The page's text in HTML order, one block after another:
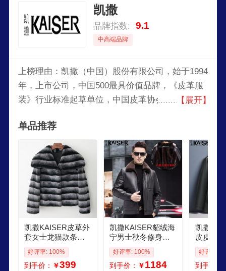
凯撒
品牌指数: 9.1
中高端品牌
上榜理由：凯撒（中国）股份有限公司，始于1994
年，上市公司，中国500最具价值品牌，《皮革服
装》行业标准起草单位，中国皮革协会副理事长单
国内享有“中国真皮衣王”的美誉。
【展开】
单品推荐
凯撒KAISER皮草外
套女士龙猫款条纹
仿貂绒撞色环保毛
毛女装斗篷款冬装
黑灰L
好评率: 100%
到手价： ￥399
凯撒KAISER貂绒海
宁男士秋冬修身皮
衣牛皮翻领爸爸休
闲春秋加绒加厚短
款外套 貂绒内胆棕
好评率: 100%
到手价： ￥1184
凯撒
皮皮衣
老年男
季牛皮
爸外套
好评率:
到手价：